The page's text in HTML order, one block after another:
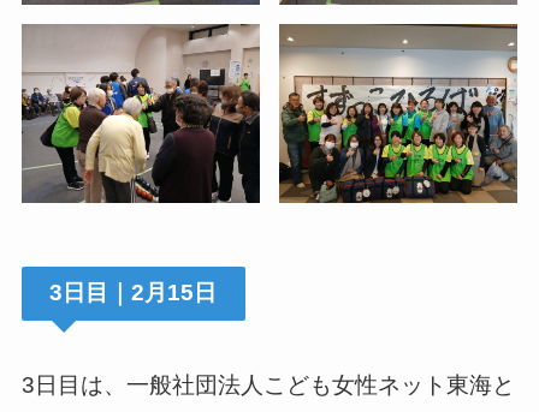
3日目｜2月15日
3日目は、一般社団法人こども女性ネット東海と